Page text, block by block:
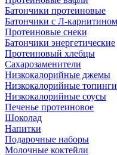
Батончики протеиновые
Батончики с Л-карнитином
Протеиновые снеки
Батончики энергетические
Протеиновый хлебцы
Сахарозаменители
Низкокалорийные джемы
Низкокалорийные топинги
Низкокалорийные соусы
Печенье протеиновое
Шоколад
Напитки
Подарочные наборы
Молочные коктейли